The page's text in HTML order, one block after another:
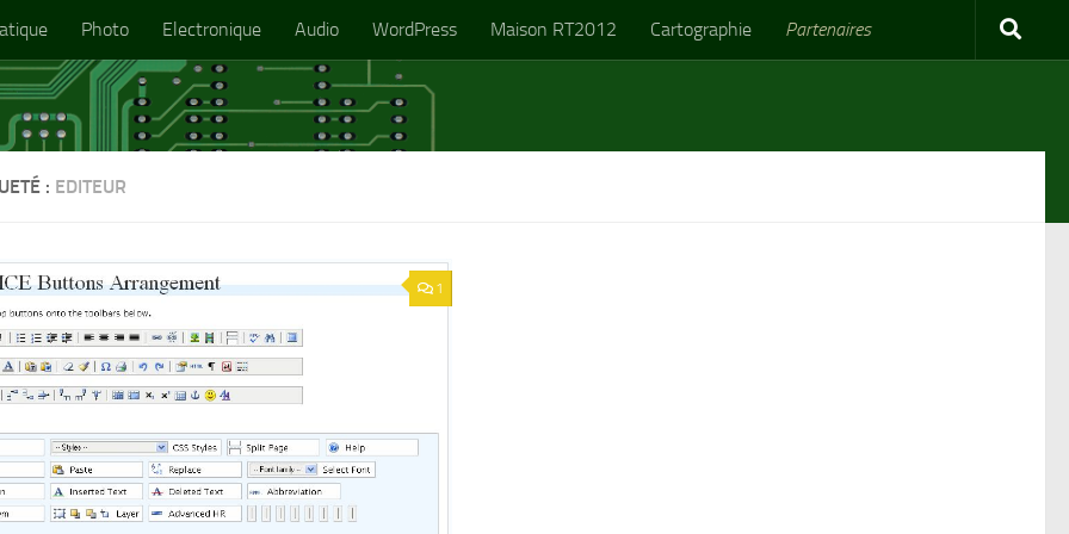
Photo Electronique Audio WordPress Maison RT2012 Cartographie Partenaires
: EDITEUR
1